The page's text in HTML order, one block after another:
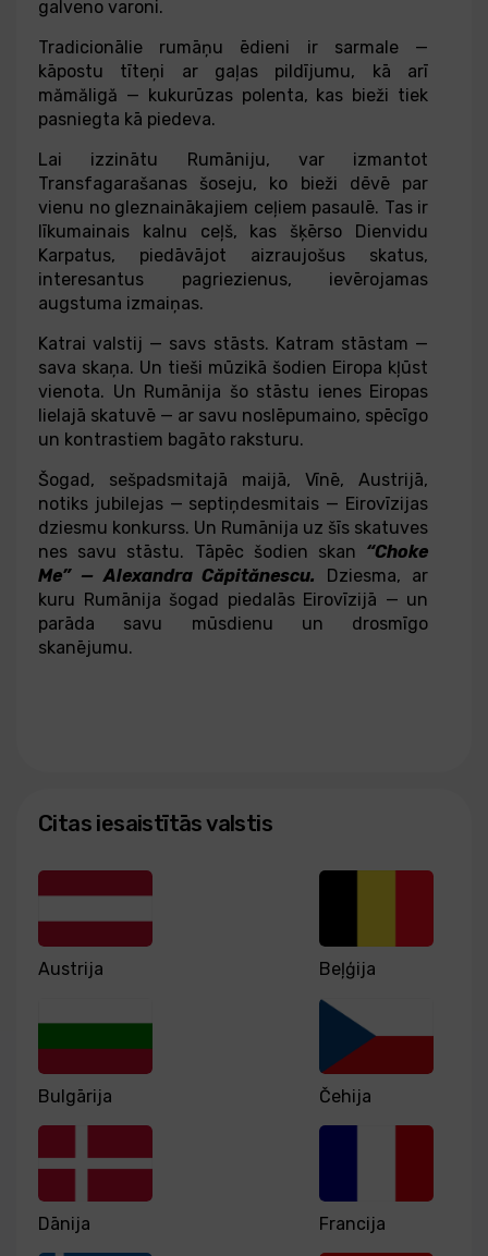
galveno varoni.
Tradicionālie rumāņu ēdieni ir sarmale —
kāpostu tīteņi ar gaļas pildījumu, kā arī
mămăligă — kukurūzas polenta, kas bieži tiek
pasniegta kā piedeva.
Lai izzinātu Rumāniju, var izmantot
Transfagarašanas šoseju, ko bieži dēvē par
vienu no gleznainākajiem ceļiem pasaulē. Tas ir
līkumainais kalnu ceļš, kas šķērso Dienvidu
Karpatus, piedāvājot aizraujošus skatus,
interesantus pagriezienus, ievērojamas
augstuma izmaiņas.
Katrai valstij — savs stāsts. Katram stāstam —
sava skaņa. Un tieši mūzikā šodien Eiropa kļūst
vienota. Un Rumānija šo stāstu ienes Eiropas
lielajā skatuvē — ar savu noslēpumaino, spēcīgo
un kontrastiem bagāto raksturu.
Šogad, sešpadsmitajā maijā, Vīnē, Austrijā,
notiks jubilejas — septiņdesmitais — Eirovīzijas
dziesmu konkurss. Un Rumānija uz šīs skatuves
nes savu stāstu. Tāpēc šodien skan “Choke
Me” — Alexandra Căpitănescu.
Dziesma, ar
kuru Rumānija šogad piedalās Eirovīzijā — un
parāda savu mūsdienu un drosmīgo
skanējumu.
Citas iesaistītās valstis
Austrija Beļģija
Bulgārija Čehija
Dānija Francija